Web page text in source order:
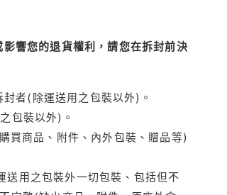
響您的退貨權利，請您在拆封前決
者(除運送用之包裝以外)。
包裝以外)。
買商品、附件、內外包裝、贈品等)
用之包裝外一切包裝、包括但不